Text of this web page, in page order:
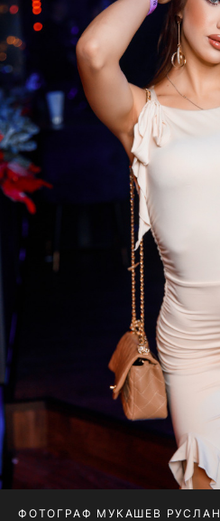
ФОТОГРАФ МУКАШЕВ РУСЛАН